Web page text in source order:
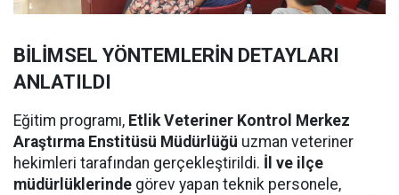
BİLİMSEL YÖNTEMLERİN DETAYLARI
ANLATILDI
Eğitim programı, Etlik Veteriner Kontrol Merkez
Araştırma Enstitüsü Müdürlüğü uzman veteriner
hekimleri tarafından gerçekleştirildi. İl ve ilçe
müdürlüklerinde görev yapan teknik personele,